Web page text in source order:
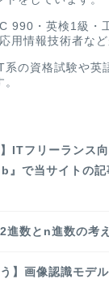
990・英検1級・
用情報技術者など
系の資格試験や英
ITフリーランス
』で当サイトの記
2進数とn進数の考
う】画像認識モデ